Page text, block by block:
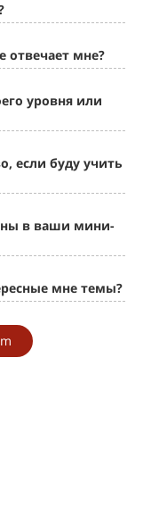
отвечает мне?
уровня или
если буду учить
в ваши мини-
мне темы?